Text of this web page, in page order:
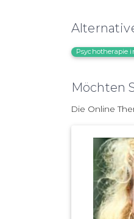
Psychotherapie
Möchten
Die Online